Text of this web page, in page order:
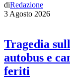
diRedazione
3 Agosto 2026
Tragedia
autobus e
feriti